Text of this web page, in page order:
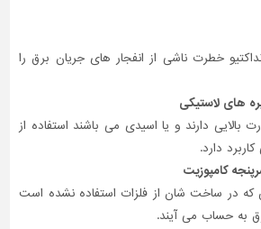
خطرت ناشی از انفجار های جریان برق را
های لاستیکی
بالایی دارند و یا اسیدی می باشند استفاده از
دارد.
کامپوزیت
که در ساخت شان از فلزات استفاده نشده است
به حساب می آیند.